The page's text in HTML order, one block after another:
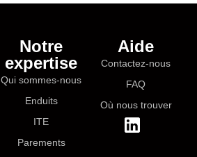
Notre
expertise
Qui sommes-nous
Enduits
ITE
Parements
Aide
Contactez-nous
FAQ
Où nous trouver